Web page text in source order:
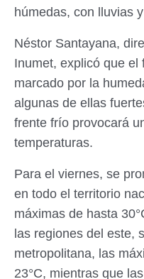
húmedas, con lluvias
Néstor Santayana,
Inumet, explicó que el
marcado por la
algunas de ellas
frente frío provocará
temperaturas.
Para el viernes, se
en todo el territorio
máximas de hasta
las regiones del este,
metropolitana, las
23°C, mientras que